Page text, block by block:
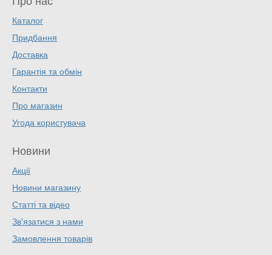
Каталог
Придбання
Доставка
Гарантія та обмін
Контакти
Про магазин
Угода користувача
Новини
Акції
Новини магазину
Статті та відео
Зв'язатися з нами
Замовлення товарів